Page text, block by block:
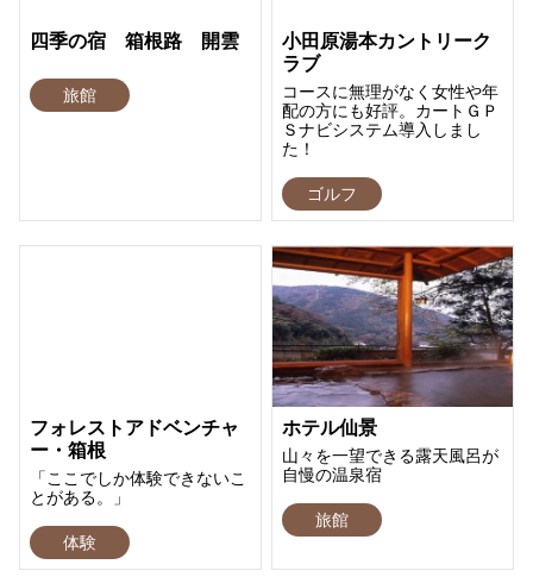
四季の宿 箱根路 開雲
旅館
小田原湯本カントリーク
ラブ
コースに無理がなく女性や年
配の方にも好評。カートＧＰ
Ｓナビシステム導入しまし
た！
ゴルフ
フォレストアドベンチャ
ー・箱根
「ここでしか体験できないこ
とがある。」
体験
ホテル仙景
山々を一望できる露天風呂が
自慢の温泉宿
旅館